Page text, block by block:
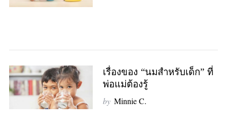
เรื่องของ “นมสำหรับเด็ก” ที่
พ่อแม่ต้องรู้
by Minnie C.
r